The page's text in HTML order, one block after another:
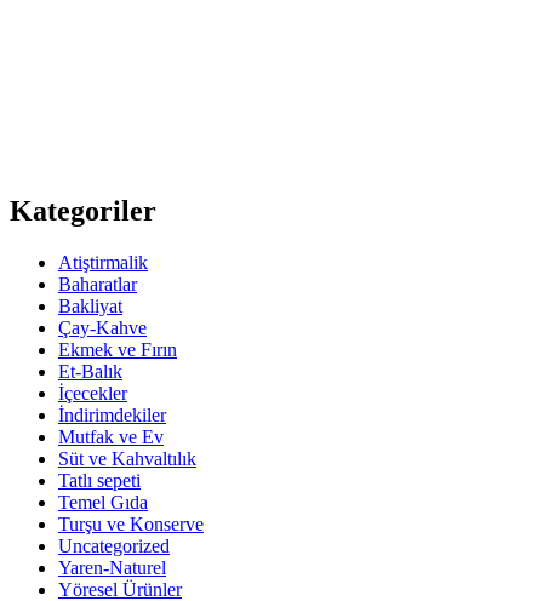
Kategoriler
Atiştirmalik
Baharatlar
Bakliyat
Çay-Kahve
Ekmek ve Fırın
Et-Balık
İçecekler
İndirimdekiler
Mutfak ve Ev
Süt ve Kahvaltılık
Tatlı sepeti
Temel Gıda
Turşu ve Konserve
Uncategorized
Yaren-Naturel
Yöresel Ürünler